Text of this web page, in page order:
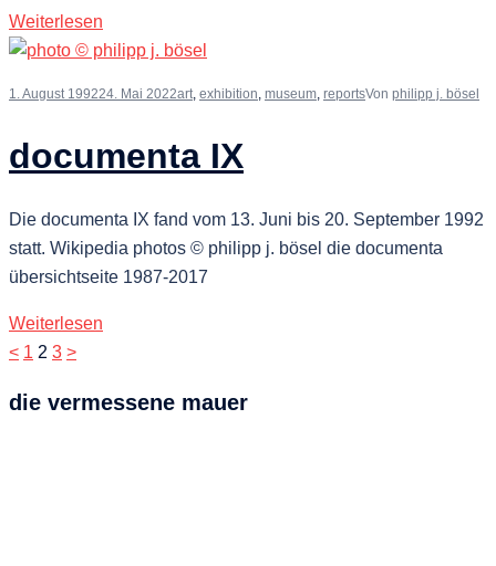
Weiterlesen
1. August 199224. Mai 2022art, exhibition, museum, reportsVon philipp j. bösel
documenta IX
Die documenta IX fand vom 13. Juni bis 20. September 1992
statt. Wikipedia photos © philipp j. bösel die documenta
übersichtseite 1987-2017
Weiterlesen
Seitennummerierung
Beiträge
< 1 2 3 >
die vermessene mauer